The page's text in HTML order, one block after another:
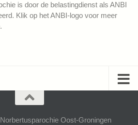
is door de belastingdienst als ANBI
Klik op het ANBI-logo voor meer
Oost-Groningen